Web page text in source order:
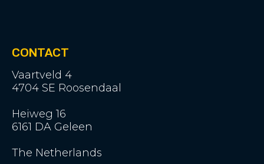
CONTACT
Vaartveld 4
4704 SE Roosendaal
Heiweg 16
6161 DA Geleen
The Netherlands